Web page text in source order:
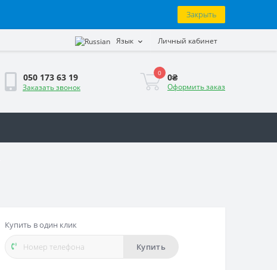
Закрыть
Язык Личный кабинет
050 173 63 19
Заказать звонок
0 0₴
Оформить заказ
Купить в один клик
Купить